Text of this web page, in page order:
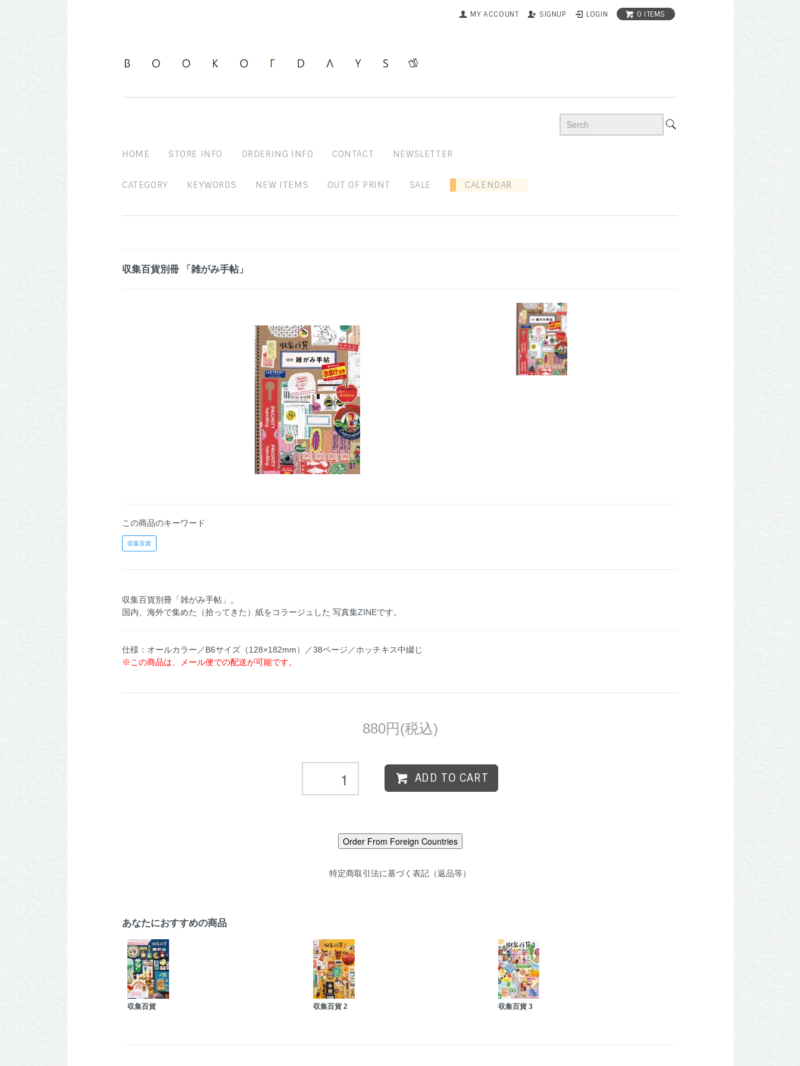
MY ACCOUNT SIGNUP LOGIN 0 ITEMS
HOME STORE INFO ORDERING INFO CONTACT NEWSLETTER
CATEGORY KEYWORDS NEW ITEMS OUT OF PRINT SALE CALENDAR
収集百貨別冊 「雑がみ手帖」
この商品のキーワード
収集百貨
収集百貨別冊「雑がみ手帖」。
国内、海外で集めた（拾ってきた）紙をコラージュした 写真集ZINEです。
仕様：オールカラー／B6サイズ（128×182mm）／38ページ／ホッチキス中綴じ
※この商品は、メール便での配送が可能です。
880円(税込)
ADD TO CART
特定商取引法に基づく表記（返品等）
あなたにおすすめの商品
収集百貨 収集百貨 2 収集百貨 3